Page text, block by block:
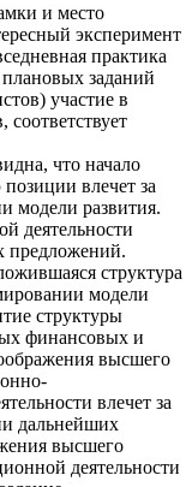
и место
эксперимент
практика
заданий
участие в
что начало
влечет за
модели развития.
деятельности
предложений.
структура
модели
структуры
финансовых и
высшего
влечет за
дальнейших
высшего
деятельности